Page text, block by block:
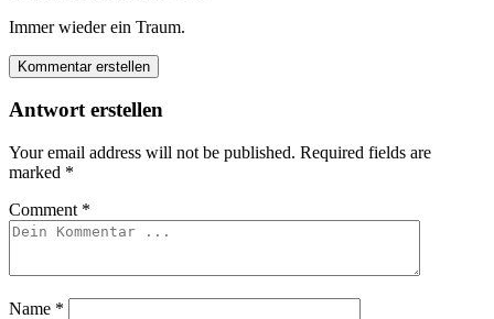
Immer wieder ein Traum.
Kommentar erstellen
Antwort erstellen
Your email address will not be published. Required fields are
marked *
Comment *
Name *